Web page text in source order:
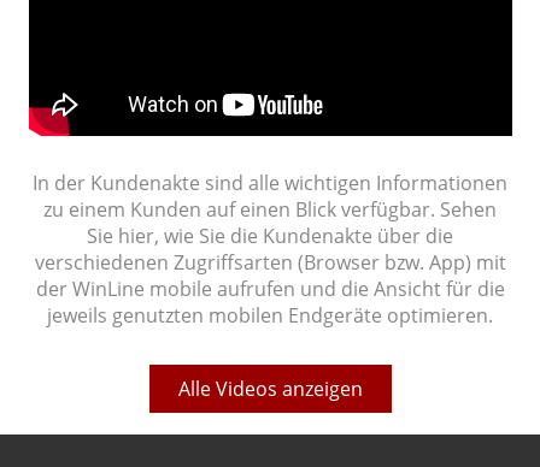
In der Kundenakte sind alle wichtigen Informationen
zu einem Kunden auf einen Blick verfügbar. Sehen
Sie hier, wie Sie die Kundenakte über die
verschiedenen Zugriffsarten (Browser bzw. App) mit
der WinLine mobile aufrufen und die Ansicht für die
jeweils genutzten mobilen Endgeräte optimieren.
Alle Videos anzeigen